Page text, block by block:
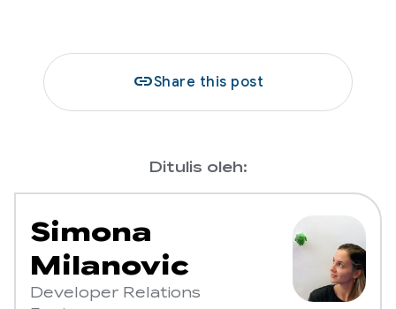
linkShare this post
Ditulis oleh:
Simona
Milanovic
Developer Relations